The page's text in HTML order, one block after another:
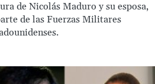
de Nicolás Maduro y su esposa,
de las Fuerzas Militares